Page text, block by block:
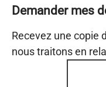
Demander mes
Recevez une copie
nous traitons en